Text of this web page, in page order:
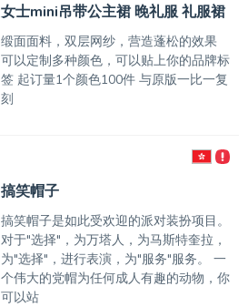
女士mini吊带公主裙 晚礼服 礼服裙
缎面面料，双层网纱，营造蓬松的效果
可以定制多种颜色，可以贴上你的品牌标
签 起订量1个颜色100件 与原版一比一复
刻
搞笑帽子
搞笑帽子是如此受欢迎的派对装扮项目。
对于"选择"，为万塔人，为马斯特奎拉，
为"选择"，进行表演，为"服务"服务。 一
个伟大的党帽为任何成人有趣的动物，你
可以站